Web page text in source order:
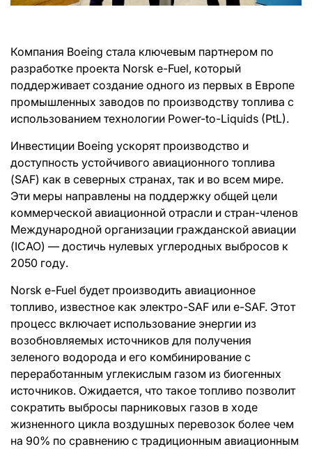
Компания Boeing стала ключевым партнером по
разработке проекта Norsk e-Fuel, который
поддерживает создание одного из первых в Европе
промышленных заводов по производству топлива с
использованием технологии Power-to-Liquids (PtL).
Инвестиции Boeing ускорят производство и
доступность устойчивого авиационного топлива
(SAF) как в северных странах, так и во всем мире.
Эти меры направлены на поддержку общей цели
коммерческой авиационной отрасли и стран-членов
Международной организации гражданской авиации
(ICAO) — достичь нулевых углеродных выбросов к
2050 году.
Norsk e-Fuel будет производить авиационное
топливо, известное как электро-SAF или e-SAF. Этот
процесс включает использование энергии из
возобновляемых источников для получения
зеленого водорода и его комбинирование с
переработанным углекислым газом из биогенных
источников. Ожидается, что такое топливо позволит
сократить выбросы парниковых газов в ходе
жизненного цикла воздушных перевозок более чем
на 90% по сравнению с традиционным авиационным